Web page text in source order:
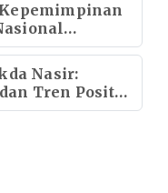
dan Arah
Nasir:
Tren Positif